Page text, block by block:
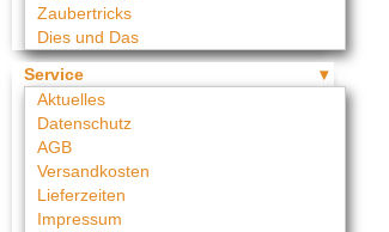
Zaubertricks
Dies und Das
Service
Aktuelles
Datenschutz
AGB
Versandkosten
Lieferzeiten
Impressum